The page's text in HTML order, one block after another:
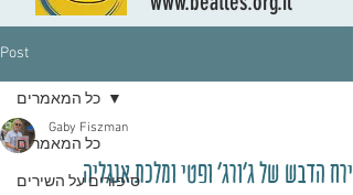
Post
כל המאמרים
סיפורים על השירים
כל המאמרים
ירח הדבש של ג'ורג' ופטי ומלכת אנגליה
Gaby Fiszman